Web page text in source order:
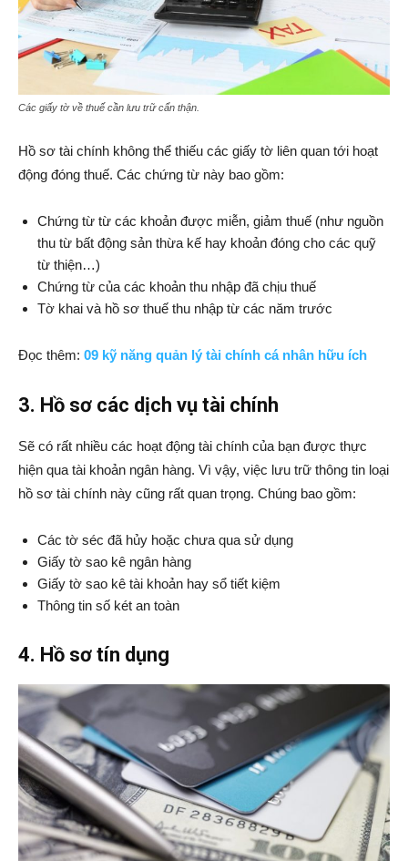
Các giấy tờ về thuế cần lưu trữ cẩn thận
Hồ sơ tài chính không thể thiếu các giấy tờ liên quan tới hoạt
động đóng thuế. Các chứng từ này bao gồm:
Chứng từ từ các khoản được miễn, giảm thuế (như nguồn
thu từ bất động sản thừa kế hay khoản đóng cho các quỹ
từ thiện…)
Chứng từ của các khoản thu nhập đã chịu thuế
Tờ khai và hồ sơ thuế thu nhập từ các năm trước
Đọc thêm: 09 kỹ năng quản lý tài chính cá nhân hữu ích
3. Hồ sơ các dịch vụ tài chính
Sẽ có rất nhiều các hoạt động tài chính của bạn được thực
hiện qua tài khoản ngân hàng. Vì vậy, việc lưu trữ thông tin loại
hồ sơ tài chính này cũng rất quan trọng. Chúng bao gồm:
Các tờ séc đã hủy hoặc chưa qua sử dụng
Giấy tờ sao kê ngân hàng
Giấy tờ sao kê tài khoản hay sổ tiết kiệm
Thông tin số két an toàn
4. Hồ sơ tín dụng